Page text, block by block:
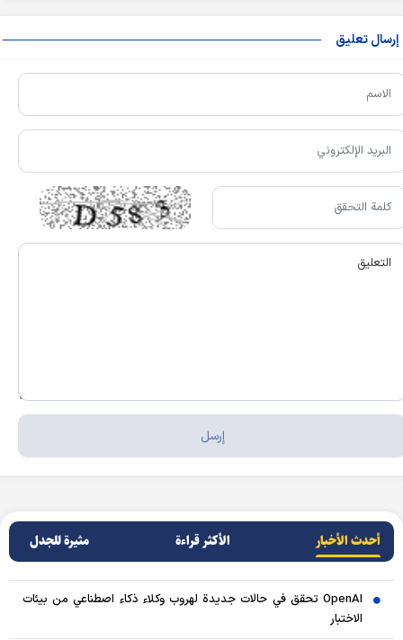
إرسال تعليق
أحدث الأخبار الأکثر قراءة مثيرة للجدل
OpenAI تحقق في حالات جديدة لهروب وكلاء ذكاء اصطناعي من بيئات
الاختبار